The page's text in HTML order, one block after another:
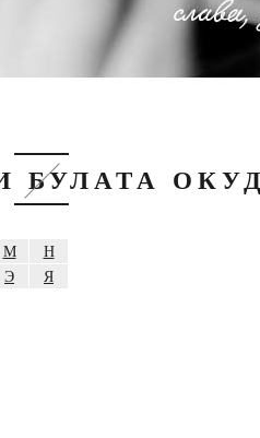
БУЛАТА
М
Н
Э Я